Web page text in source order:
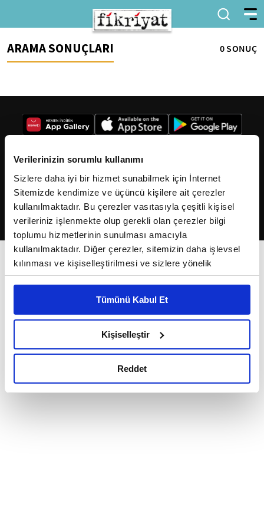
Verilerinizin sorumlu kullanımı
Sizlere daha iyi bir hizmet sunabilmek için İnternet
Sitemizde kendimize ve üçüncü kişilere ait çerezler
kullanılmaktadır. Bu çerezler vasıtasıyla çeşitli kişisel
verileriniz işlenmekte olup gerekli olan çerezler bilgi
toplumu hizmetlerinin sunulması amacıyla
kullanılmaktadır. Diğer çerezler, sitemizin daha işlevsel
kılınması ve kişiselleştirilmesi ve sizlere yönelik
reklam/pazarlama faaliyetlerinin yapılması, amaçlarıyla
Çerezlere ilişkin tercihlerinizi çerez paneli vasıtasıyla
belirleyebilirsiniz. Çerezlere ilişkin detaylı bilgi için
Ayarlar butonuna tıklayabilir,Çerez Bilgilendirme
Metnimizi ziyaret edebilirsiniz.
okumak ve sitemizi ziyaretiniz kapsamında
Tümünü Kabul Et
Kişiselleştir
Reddet
ARAMA SONUÇLARI 0 SONUÇ
2026Fikriyat. Tüm hakları saklıdır.